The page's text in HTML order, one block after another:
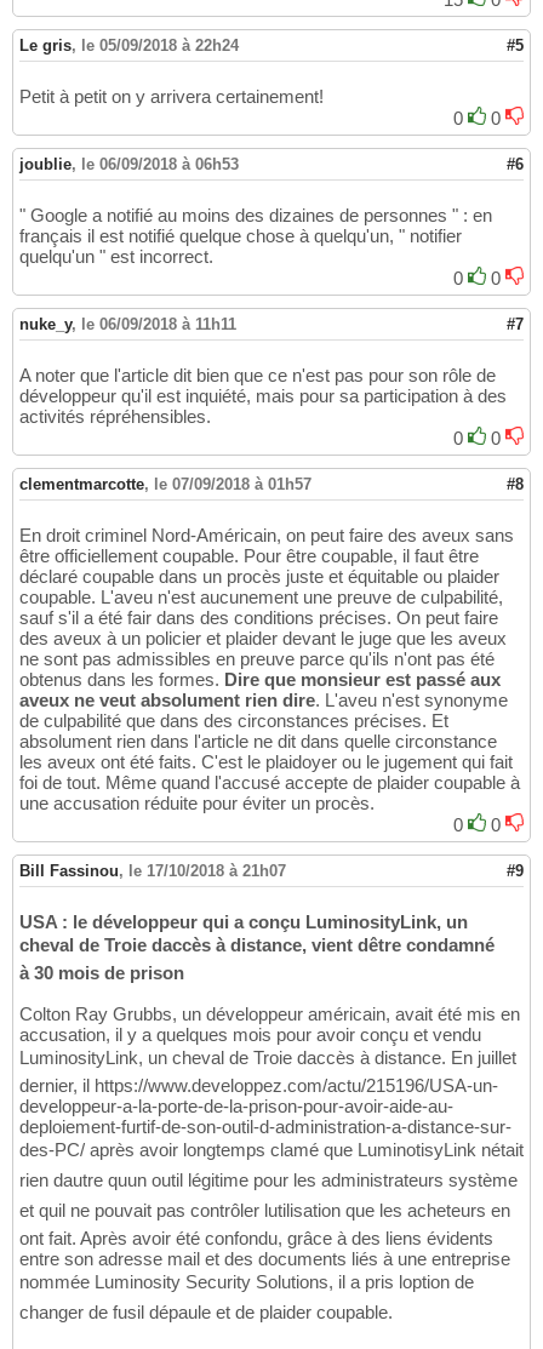
Le gris, le 05/09/2018 à 22h24 #5
Petit à petit on y arrivera certainement!
0
0
joublie, le 06/09/2018 à 06h53 #6
" Google a notifié au moins des dizaines de personnes " : en
français il est notifié quelque chose à quelqu'un, " notifier
quelqu'un " est incorrect.
0
0
nuke_y, le 06/09/2018 à 11h11 #7
A noter que l'article dit bien que ce n'est pas pour son rôle de
développeur qu'il est inquiété, mais pour sa participation à des
activités répréhensibles.
0
0
clementmarcotte, le 07/09/2018 à 01h57 #8
En droit criminel Nord-Américain, on peut faire des aveux sans
être officiellement coupable. Pour être coupable, il faut être
déclaré coupable dans un procès juste et équitable ou plaider
coupable. L'aveu n'est aucunement une preuve de culpabilité,
sauf s'il a été fair dans des conditions précises. On peut faire
des aveux à un policier et plaider devant le juge que les aveux
ne sont pas admissibles en preuve parce qu'ils n'ont pas été
obtenus dans les formes. Dire que monsieur est passé aux
aveux ne veut absolument rien dire. L'aveu n'est synonyme
de culpabilité que dans des circonstances précises. Et
absolument rien dans l'article ne dit dans quelle circonstance
les aveux ont été faits. C'est le plaidoyer ou le jugement qui fait
foi de tout. Même quand l'accusé accepte de plaider coupable à
une accusation réduite pour éviter un procès.
0
0
Bill Fassinou, le 17/10/2018 à 21h07 #9
USA : le développeur qui a conçu LuminosityLink, un
cheval de Troie daccès à distance, vient dêtre condamné
à 30 mois de prison
Colton Ray Grubbs, un développeur américain, avait été mis en
accusation, il y a quelques mois pour avoir conçu et vendu
LuminosityLink, un cheval de Troie daccès à distance. En juillet
dernier, il https://www.developpez.com/actu/215196/USA-un-
developpeur-a-la-porte-de-la-prison-pour-avoir-aide-au-
deploiement-furtif-de-son-outil-d-administration-a-distance-sur-
des-PC/ après avoir longtemps clamé que LuminotisyLink nétait
rien dautre quun outil légitime pour les administrateurs système
et quil ne pouvait pas contrôler lutilisation que les acheteurs en
ont fait. Après avoir été confondu, grâce à des liens évidents
entre son adresse mail et des documents liés à une entreprise
nommée Luminosity Security Solutions, il a pris loption de
changer de fusil dépaule et de plaider coupable.